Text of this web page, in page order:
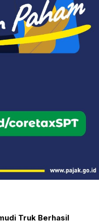
Truk Berhasil